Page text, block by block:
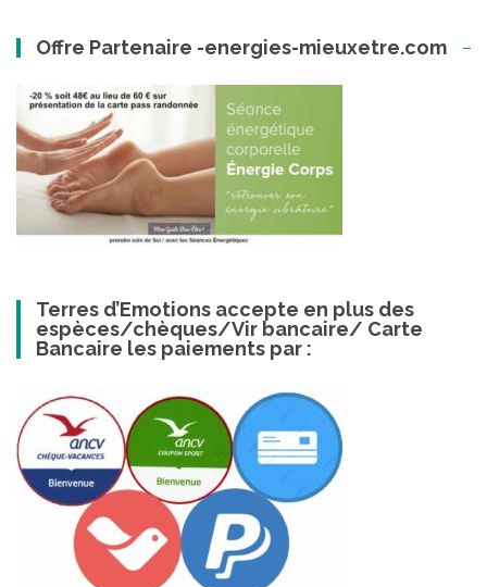
Offre Partenaire -energies-mieuxetre.com
Terres d’Emotions accepte en plus des
espèces/chèques/Vir bancaire/ Carte
Bancaire les paiements par :